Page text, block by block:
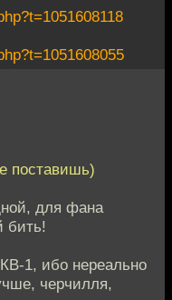
поставишь)
для фана
бить!
1, ибо нереально
черчилля,